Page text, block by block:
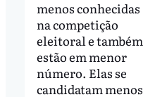
menos conhecidas
na competição
eleitoral e também
estão em menor
número. Elas se
candidatam menos